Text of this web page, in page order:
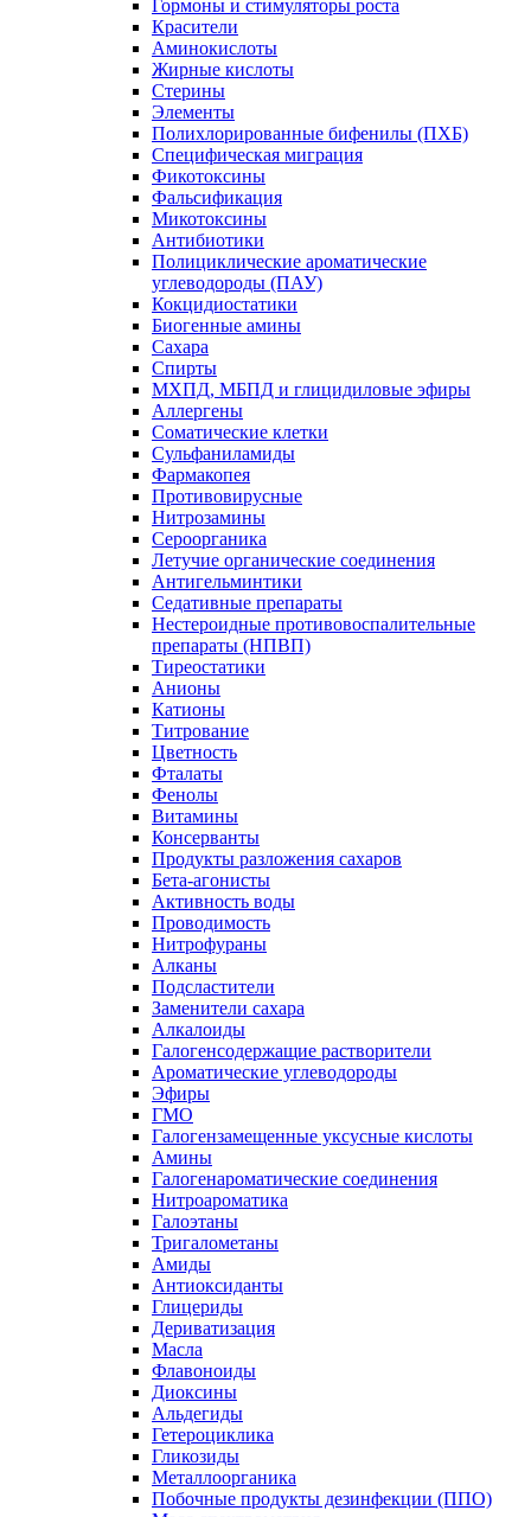
Гормоны и стимуляторы роста
Красители
Аминокислоты
Жирные кислоты
Стерины
Элементы
Полихлорированные бифенилы (ПХБ)
Специфическая миграция
Фикотоксины
Фальсификация
Микотоксины
Антибиотики
Полициклические ароматические
углеводороды (ПАУ)
Кокцидиостатики
Биогенные амины
Сахара
Спирты
МХПД, МБПД и глицидиловые эфиры
Аллергены
Соматические клетки
Сульфаниламиды
Фармакопея
Противовирусные
Нитрозамины
Сероорганика
Летучие органические соединения
Антигельминтики
Седативные препараты
Нестероидные противовоспалительные
препараты (НПВП)
Тиреостатики
Анионы
Катионы
Титрование
Цветность
Фталаты
Фенолы
Витамины
Консерванты
Продукты разложения сахаров
Бета-агонисты
Активность воды
Проводимость
Нитрофураны
Алканы
Подсластители
Заменители сахара
Алкалоиды
Галогенсодержащие растворители
Ароматические углеводороды
Эфиры
ГМО
Галогензамещенные уксусные кислоты
Амины
Галогенароматические соединения
Нитроароматика
Галоэтаны
Тригалометаны
Амиды
Антиоксиданты
Глицериды
Дериватизация
Масла
Флавоноиды
Диоксины
Альдегиды
Гетероциклика
Гликозиды
Металлоорганика
Побочные продукты дезинфекции (ППО)